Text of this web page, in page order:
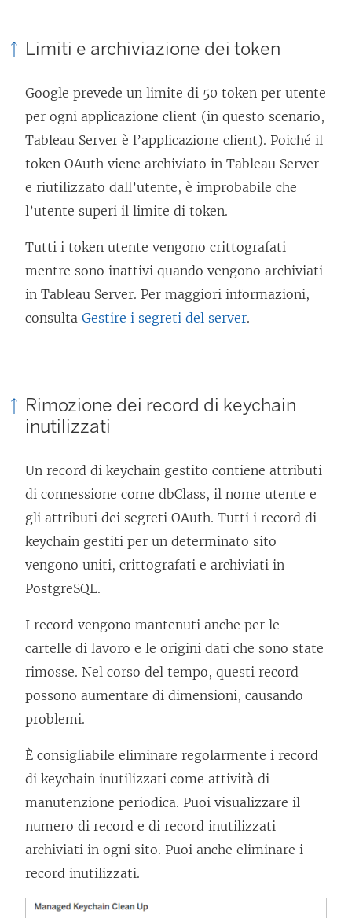
Limiti e archiviazione dei token
Google prevede un limite di 50 token per utente
per ogni applicazione client (in questo scenario,
Tableau Server è l’applicazione client). Poiché il
token OAuth viene archiviato in Tableau Server
e riutilizzato dall’utente, è improbabile che
l’utente superi il limite di token.
Tutti i token utente vengono crittografati
mentre sono inattivi quando vengono archiviati
in Tableau Server. Per maggiori informazioni,
consulta Gestire i segreti del server.
Rimozione dei record di keychain
inutilizzati
Un record di keychain gestito contiene attributi
di connessione come dbClass, il nome utente e
gli attributi dei segreti OAuth. Tutti i record di
keychain gestiti per un determinato sito
vengono uniti, crittografati e archiviati in
PostgreSQL.
I record vengono mantenuti anche per le
cartelle di lavoro e le origini dati che sono state
rimosse. Nel corso del tempo, questi record
possono aumentare di dimensioni, causando
problemi.
È consigliabile eliminare regolarmente i record
di keychain inutilizzati come attività di
manutenzione periodica. Puoi visualizzare il
numero di record e di record inutilizzati
archiviati in ogni sito. Puoi anche eliminare i
record inutilizzati.